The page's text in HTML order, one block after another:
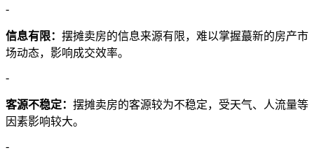
-
信息有限： 摆摊卖房的信息来源有限，难以掌握蕞新的房产市
场动态，影响成交效率。
-
客源不稳定： 摆摊卖房的客源较为不稳定，受天气、人流量等
因素影响较大。
-